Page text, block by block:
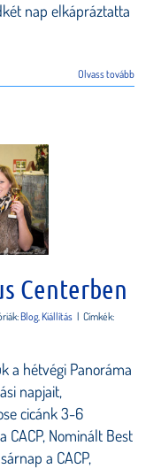
nap elkápráztatta
Olvass tovább
Centerben
Blog,Kiállítás | Címkék:
a hétvégi Panoráma
napjait,
cicánk 3-6
CACP, Nominált Best
a CACP,